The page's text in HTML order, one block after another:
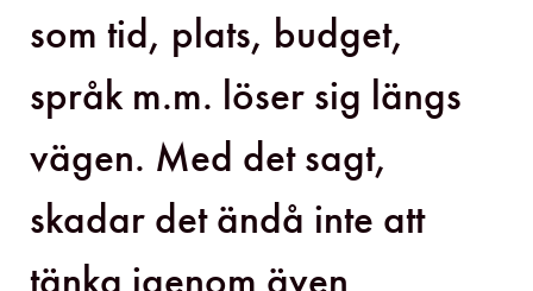
som tid, plats, budget,
språk m.m. löser sig längs
vägen. Med det sagt,
skadar det ändå inte att